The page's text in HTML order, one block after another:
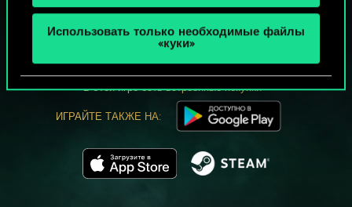
Использовать только необходимые файлы
«куки»
МОЖЕТ ПАРТЕЕЧКУ В ГВИНТ?
ИГРАТЬ
БЕСПЛАТНО НА ПК
В этой игре есть встроенные покупки
ИГРАЙТЕ ТАКЖЕ НА: